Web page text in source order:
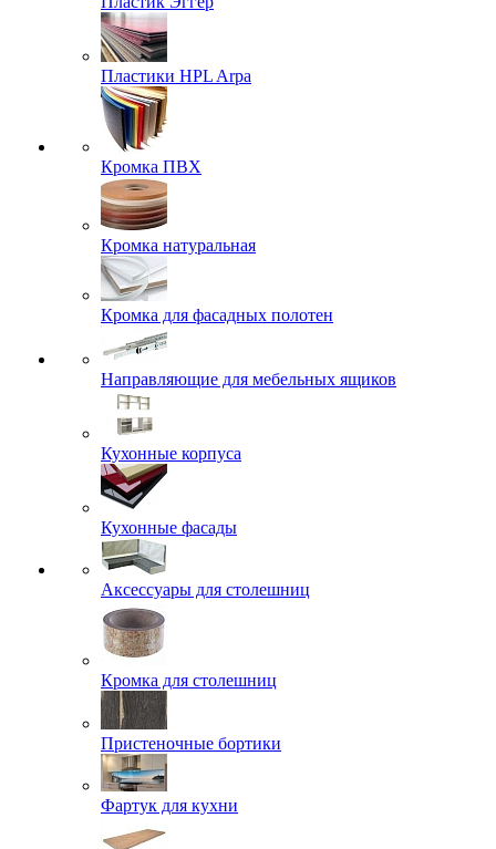
Пластики HPL Arpa
Кромка ПВХ
Кромка натуральная
Кромка для фасадных полотен
Направляющие для мебельных ящиков
Кухонные корпуса
Кухонные фасады
Аксессуары для столешниц
Кромка для столешниц
Пристеночные бортики
Фартук для кухни